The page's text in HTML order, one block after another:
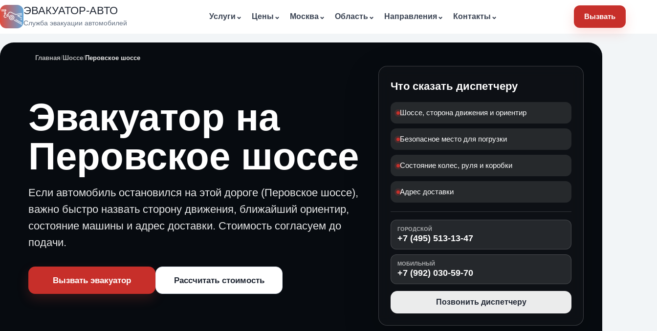
ЭВАКУАТОР-АВТО
Служба эвакуации автомобилей
Услуги ⌄ Цены ⌄ Москва⌄ Область ⌄ Направления⌄ Контакты ⌄ Вызвать
Главная Шоссе Перовское шоссе
Эвакуатор на
Перовское шоссе
Если автомобиль остановился на этой дороге (Перовское шоссе),
важно быстро назвать сторону движения, ближайший ориентир,
состояние машины и адрес доставки. Стоимость согласуем до
подачи.
Вызвать эвакуатор Рассчитать стоимость
Что сказать диспетчеру
Шоссе, сторона движения и ориентир
Безопасное место для погрузки
Состояние колес, руля и коробки
Адрес доставки
ГОРОДСКОЙ
+7 (495) 513-13-47
МОБИЛЬНЫЙ
+7 (992) 030-59-70
Позвонить диспетчеру